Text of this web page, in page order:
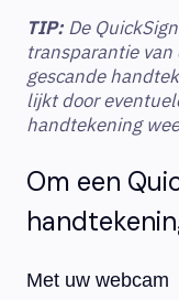
TIP: De
transparantie
gescande
lijkt door
handtekening
Om een
Met uw webcam